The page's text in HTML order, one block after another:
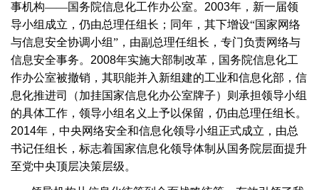
事机构——国务院信息化工作办公室。 2003年，新一届领
导小组成立，仍由总理任组长；同年，其下增设“国家网络
与信息安全协调小组”，由副总理任组长，专门负责网络与
信息安全事务。 2008年实施大部制改革，国务院信息化工
作办公室被撤销，其职能并入新组建的工业和信息化部，信
息化推进司（加挂国家信息化办公室牌子）则承担领导小组
的具体工作，领导小组名义上予以保留，仍由总理任组长。
2014年，中央网络安全和信息化领导小组正式成立，由总
书记任组长，标志着国家信息化领导体制从国务院层面提升
至党中央顶层决策层级。